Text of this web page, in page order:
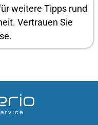
weitere Tipps rund
Vertrauen Sie